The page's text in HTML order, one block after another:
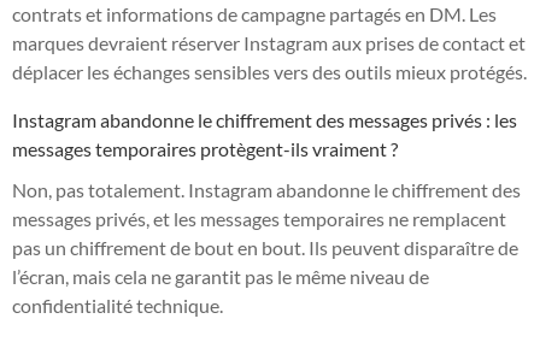
contrats et informations de campagne partagés en DM. Les
marques devraient réserver Instagram aux prises de contact et
déplacer les échanges sensibles vers des outils mieux protégés.
Instagram abandonne le chiffrement des messages privés : les
messages temporaires protègent-ils vraiment ?
Non, pas totalement. Instagram abandonne le chiffrement des
messages privés, et les messages temporaires ne remplacent
pas un chiffrement de bout en bout. Ils peuvent disparaître de
l’écran, mais cela ne garantit pas le même niveau de
confidentialité technique.